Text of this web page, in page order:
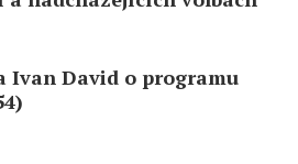
Ivan David o programu